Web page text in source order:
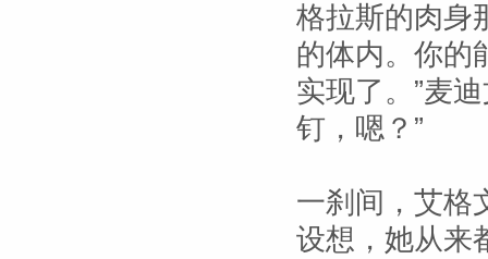
格拉斯的肉身
的体内。你的
实现了。”麦
钉，嗯？”
一刹间，艾格
设想，她从来